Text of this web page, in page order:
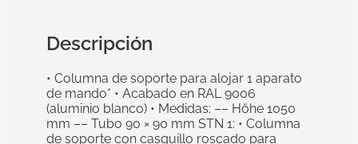
Descripción
• Columna de soporte para alojar 1 aparato
de mando* • Acabado en RAL 9006
(aluminio blanco) • Medidas: –– Höhe 1050
mm –– Tubo 90 × 90 mm STN 1: • Columna
de soporte con casquillo roscado para